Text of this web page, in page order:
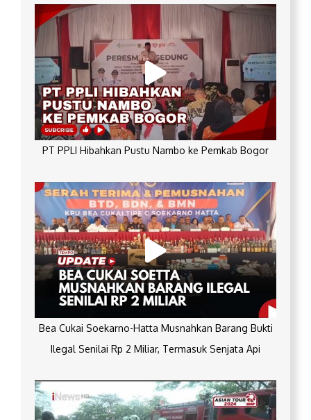
PT PPLI Hibahkan Pustu Nambo ke Pemkab Bogor
Bea Cukai Soekarno-Hatta Musnahkan Barang Bukti
Ilegal Senilai Rp 2 Miliar, Termasuk Senjata Api